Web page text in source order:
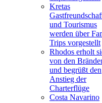
Kretas
und Tourismus
werden über
Trips vorgestellt
Rhodos erholt
von den
und begrüßt den
Anstieg der
Charterflüge
Costa Navarino